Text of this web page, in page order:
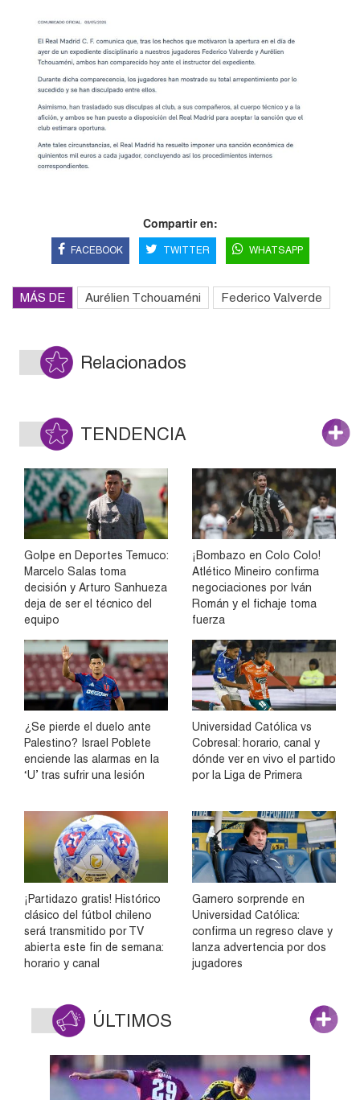
Compartir en:
FACEBOOK TWITTER WHATSAPP
MÁS DE Aurélien Tchouaméni Federico Valverde
Relacionados
TENDENCIA
Golpe en Deportes Temuco:
Marcelo Salas toma
decisión y Arturo Sanhueza
deja de ser el técnico del
equipo
¡Bombazo en Colo Colo!
Atlético Mineiro confirma
negociaciones por Iván
Román y el fichaje toma
fuerza
¿Se pierde el duelo ante
Palestino? Israel Poblete
enciende las alarmas en la
‘U’ tras sufrir una lesión
Universidad Católica vs
Cobresal: horario, canal y
dónde ver en vivo el partido
por la Liga de Primera
¡Partidazo gratis! Histórico
clásico del fútbol chileno
será transmitido por TV
abierta este fin de semana:
horario y canal
Garnero sorprende en
Universidad Católica:
confirma un regreso clave y
lanza advertencia por dos
jugadores
ÚLTIMOS